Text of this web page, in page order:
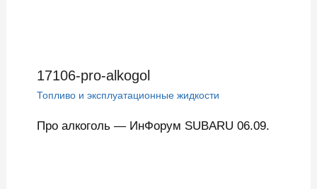
17106-pro-alkogol
Топливо и эксплуатационные жидкости
Про алкоголь — ИнФорум SUBARU 06.09.